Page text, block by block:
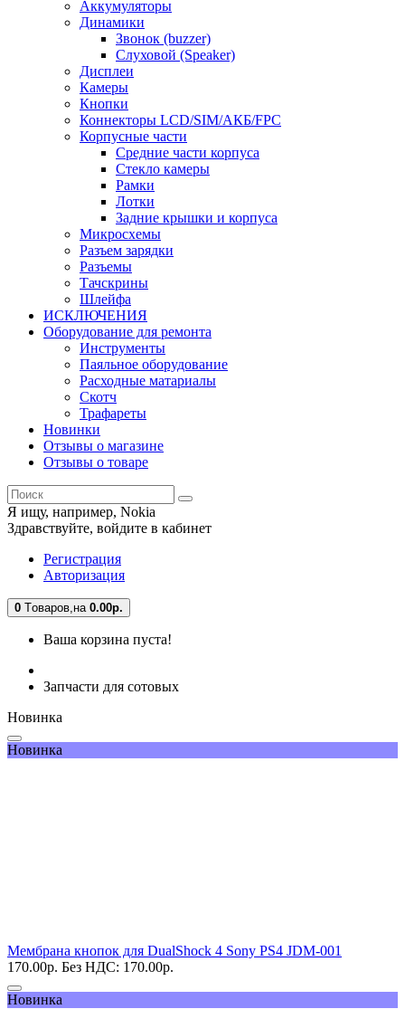
Аккумуляторы
Динамики
Звонок (buzzer)
Слуховой (Speaker)
Дисплеи
Камеры
Кнопки
Коннекторы LCD/SIM/АКБ/FPC
Корпусные части
Средние части корпуса
Стекло камеры
Рамки
Лотки
Задние крышки и корпуса
Микросхемы
Разъем зарядки
Разъемы
Тачскрины
Шлейфа
ИСКЛЮЧЕНИЯ
Оборудование для ремонта
Инструменты
Паяльное оборудование
Расходные матариалы
Скотч
Трафареты
Новинки
Отзывы о магазине
Отзывы о товаре
Я ищу, например, Nokia
Здравствуйте, войдите в кабинет
Регистрация
Авторизация
0 Tоваров,на 0.00р.
Ваша корзина пуста!
Запчасти для сотовых
Новинка
Новинка
Мембрана кнопок для DualShock 4 Sony PS4 JDM-001
170.00р. Без НДС: 170.00р.
Новинка